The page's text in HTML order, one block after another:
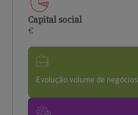
Capital social
€
Evolução volume de negócios